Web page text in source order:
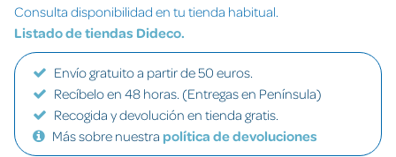
Consulta disponibilidad en tu tienda habitual.
Listado de tiendas Dideco.
Envío gratuito a partir de 50 euros.
Recíbelo en 48 horas. (Entregas en Península)
Recogida y devolución en tienda gratis.
Más sobre nuestra política de devoluciones